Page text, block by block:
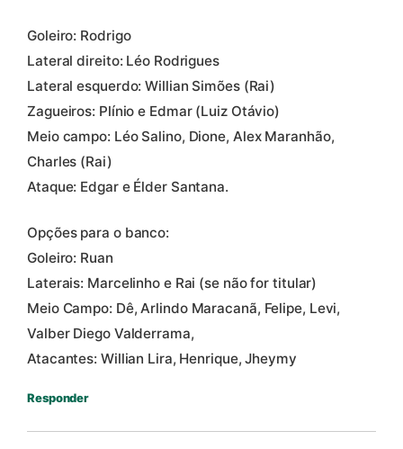
Goleiro: Rodrigo
Lateral direito: Léo Rodrigues
Lateral esquerdo: Willian Simões (Rai)
Zagueiros: Plínio e Edmar (Luiz Otávio)
Meio campo: Léo Salino, Dione, Alex Maranhão,
Charles (Rai)
Ataque: Edgar e Élder Santana.
Opções para o banco:
Goleiro: Ruan
Laterais: Marcelinho e Rai (se não for titular)
Meio Campo: Dê, Arlindo Maracanã, Felipe, Levi,
Valber Diego Valderrama,
Atacantes: Willian Lira, Henrique, Jheymy
Responder